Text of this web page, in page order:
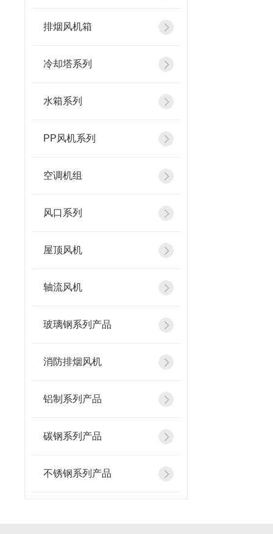
排烟风机箱
冷却塔系列
水箱系列
PP风机系列
空调机组
风口系列
屋顶风机
轴流风机
玻璃钢系列产品
消防排烟风机
铝制系列产品
碳钢系列产品
不锈钢系列产品